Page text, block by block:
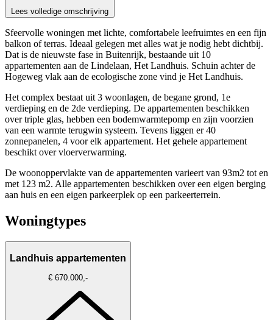
Lees volledige omschrijving
Sfeervolle woningen met lichte, comfortabele leefruimtes en een fijn
balkon of terras. Ideaal gelegen met alles wat je nodig hebt dichtbij.
Dat is de nieuwste fase in Buitenrijk, bestaande uit 10
appartementen aan de Lindelaan, Het Landhuis. Schuin achter de
Hogeweg vlak aan de ecologische zone vind je Het Landhuis.
Het complex bestaat uit 3 woonlagen, de begane grond, 1e
verdieping en de 2de verdieping. De appartementen beschikken
over triple glas, hebben een bodemwarmtepomp en zijn voorzien
van een warmte terugwin systeem. Tevens liggen er 40
zonnepanelen, 4 voor elk appartement. Het gehele appartement
beschikt over vloerverwarming.
De woonoppervlakte van de appartementen varieert van 93m2 tot en
met 123 m2. Alle appartementen beschikken over een eigen berging
aan huis en een eigen parkeerplek op een parkeerterrein.
Woningtypes
Landhuis appartementen
€ 670.000,-